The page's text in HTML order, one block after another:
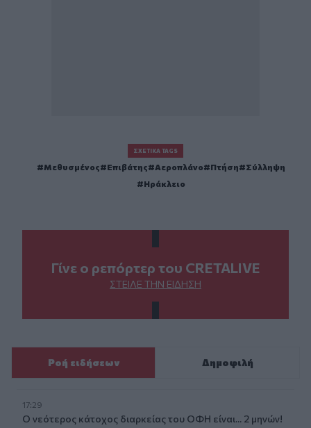
ΣΧΕΤΙΚΆ TAGS
Μεθυσμένος Επιβάτης Αεροπλάνο Πτήση
Σύλληψη
Ηράκλειο
Γίνε ο ρεπόρτερ του CRETALIVE
ΣΤΕΊΛΕ ΤΗΝ ΕΊΔΗΣΗ
Ροή ειδήσεων Δημοφιλή
17:29
Ο νεότερος κάτοχος διαρκείας του ΟΦΗ είναι... 2 μηνών!